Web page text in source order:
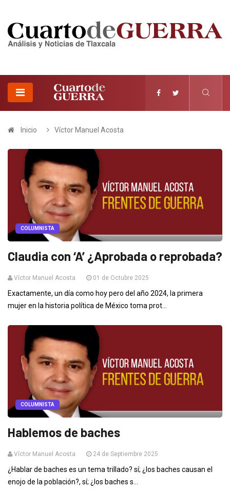
Inicio Víctor Manuel Acosta
COLUMNISTA
Claudia con ‘A’ ¿Aprobada o reprobada?
Víctor Manuel Acosta 01 de Octubre 2025
Exactamente, un día como hoy pero del año 2024, la primera
mujer en la historia política de México toma prot...
COLUMNISTA
Hablemos de baches
Víctor Manuel Acosta 24 de Septiembre 2025
¿Hablar de baches es un tema trillado? sí; ¿los baches causan el
enojo de la población?, sí; ¿los baches s...